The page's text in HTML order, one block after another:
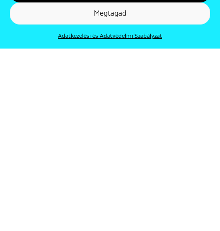
Megtagad
Adatkezelési és Adatvédelmi Szabályzat